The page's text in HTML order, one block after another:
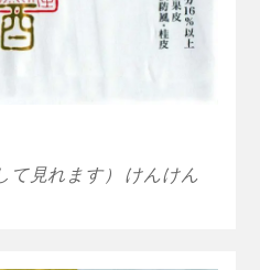
て見れます） けんけん